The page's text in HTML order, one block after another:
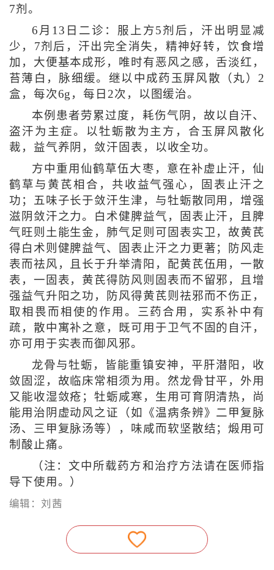
7剂。
6月13日二诊：服上方5剂后，汗出明显减
少，7剂后，汗出完全消失，精神好转，饮食增
加，大便基本成形，唯时有恶风之感，舌淡红，
苔薄白，脉细缓。继以中成药玉屏风散（丸）2
盒，每次6g，每日2次，以图缓治。
本例患者劳累过度，耗伤气阴，故以自汗、
盗汗为主症。以牡蛎散为主方，合玉屏风散化
裁，益气养阴，敛汗固表，以收全功。
方中重用仙鹤草伍大枣，意在补虚止汗，仙
鹤草与黄芪相合，共收益气强心，固表止汗之
功；五味子长于敛汗生津，与牡蛎散同用，增强
滋阴敛汗之力。白术健脾益气，固表止汗，且脾
气旺则土能生金，肺气足则可固表实卫，故黄芪
得白术则健脾益气、固表止汗之力更著；防风走
表而祛风，且长于升举清阳，配黄芪伍用，一散
表，一固表，黄芪得防风则固表而不留邪，且增
强益气升阳之功，防风得黄芪则祛邪而不伤正，
取相畏而相使的作用。三药合用，实系补中有
疏，散中寓补之意，既可用于卫气不固的自汗，
亦可用于实表而御风邪。
龙骨与牡蛎，皆能重镇安神，平肝潜阳，收
敛固涩，故临床常相须为用。然龙骨甘平，外用
又能收湿敛疮；牡蛎咸寒，生用可育阴清热，尚
能用治阴虚动风之证（如《温病条辨》二甲复脉
汤、三甲复脉汤等），味咸而软坚散结；煅用可
制酸止痛。
（注：文中所载药方和治疗方法请在医师指
导下使用。）
编辑：刘茜